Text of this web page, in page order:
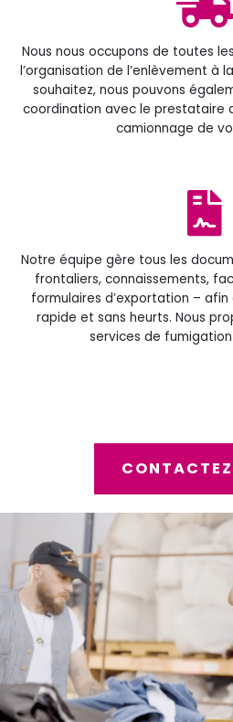
Nous nous occupons de toutes
l’organisation de l’enlèvement à
souhaitez, nous pouvons
coordination avec le prestataire
camionnage de
Notre équipe gère tous les
frontaliers, connaissements,
formulaires d’exportation –
rapide et sans heurts. Nous
services de